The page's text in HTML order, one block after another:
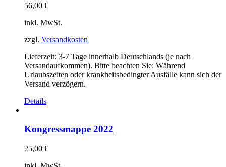
56,00 €
inkl. MwSt.
zzgl. Versandkosten
Lieferzeit: 3-7 Tage innerhalb Deutschlands (je nach
Versandaufkommen). Bitte beachten Sie: Während
Urlaubszeiten oder krankheitsbedingter Ausfälle kann sich der
Versand verzögern.
Details
Kongressmappe 2022
25,00 €